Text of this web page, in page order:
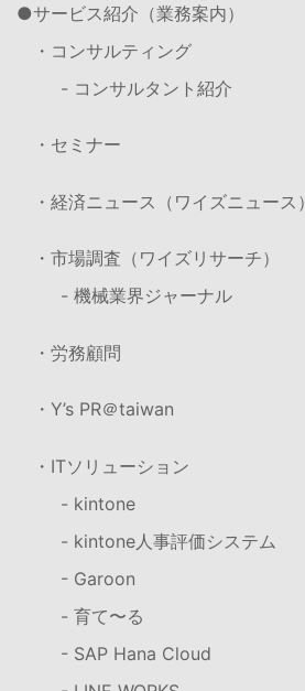
サービス紹介（業務案内）
・コンサルティング
- コンサルタント紹介
・セミナー
・経済ニュース（ワイズニュース）
・市場調査（ワイズリサーチ）
- 機械業界ジャーナル
・労務顧問
・Y’s PR＠taiwan
・ITソリューション
- kintone
- kintone人事評価システム
- Garoon
- 育て〜る
- SAP Hana Cloud